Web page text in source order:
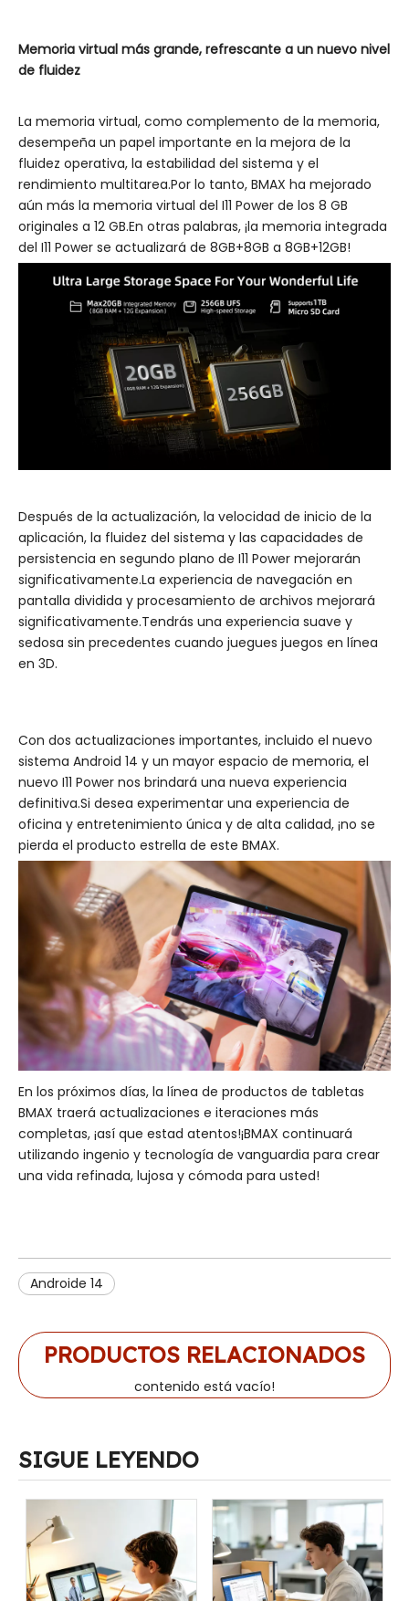
Memoria virtual más grande, refrescante a un nuevo nivel
de fluidez
La memoria virtual, como complemento de la memoria,
desempeña un papel importante en la mejora de la
fluidez operativa, la estabilidad del sistema y el
rendimiento multitarea.Por lo tanto, BMAX ha mejorado
aún más la memoria virtual del I11 Power de los 8 GB
originales a 12 GB.En otras palabras, ¡la memoria integrada
del I11 Power se actualizará de 8GB+8GB a 8GB+12GB!
Después de la actualización, la velocidad de inicio de la
aplicación, la fluidez del sistema y las capacidades de
persistencia en segundo plano de I11 Power mejorarán
significativamente.La experiencia de navegación en
pantalla dividida y procesamiento de archivos mejorará
significativamente.Tendrás una experiencia suave y
sedosa sin precedentes cuando juegues juegos en línea
en 3D.
Con dos actualizaciones importantes, incluido el nuevo
sistema Android 14 y un mayor espacio de memoria, el
nuevo I11 Power nos brindará una nueva experiencia
definitiva.Si desea experimentar una experiencia de
oficina y entretenimiento única y de alta calidad, ¡no se
pierda el producto estrella de este BMAX.
En los próximos días, la línea de productos de tabletas
BMAX traerá actualizaciones e iteraciones más
completas, ¡así que estad atentos!¡BMAX continuará
utilizando ingenio y tecnología de vanguardia para crear
una vida refinada, lujosa y cómoda para usted!
Androide 14
PRODUCTOS RELACIONADOS
contenido está vacío!
SIGUE LEYENDO